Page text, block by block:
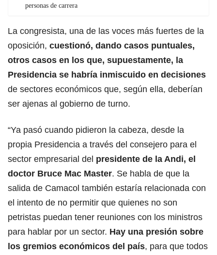
personas de carrera
La congresista, una de las voces más fuertes de la
oposición, cuestionó, dando casos puntuales,
otros casos en los que, supuestamente, la
Presidencia se habría inmiscuido en decisiones
de sectores económicos que, según ella, deberían
ser ajenas al gobierno de turno.
“Ya pasó cuando pidieron la cabeza, desde la
propia Presidencia a través del consejero para el
sector empresarial del presidente de la Andi, el
doctor Bruce Mac Master. Se habla de que la
salida de Camacol también estaría relacionada con
el intento de no permitir que quienes no son
petristas puedan tener reuniones con los ministros
para hablar por un sector. Hay una presión sobre
los gremios económicos del país, para que todos